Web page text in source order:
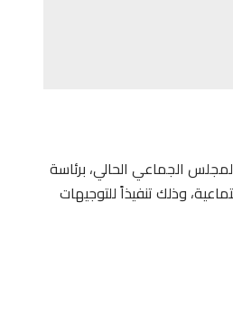
الجماعي الحالي، برئاسة
وذلك تنفيذاً للتوجيهات